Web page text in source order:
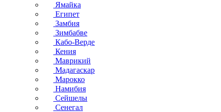
Ямайка
Египет
Замбия
Зимбабве
Кабо-Верде
Кения
Маврикий
Мадагаскар
Марокко
Намибия
Сейшелы
Сенегал